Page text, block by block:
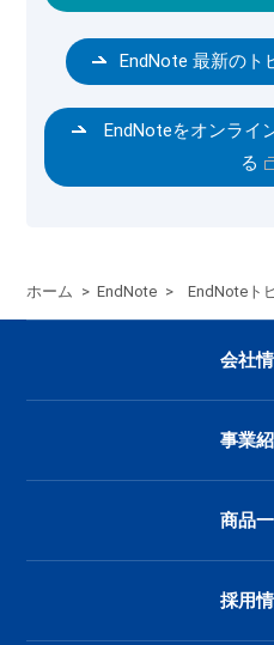
EndNote 最新のト
EndNoteをオンライ
る
ホーム > EndNote > EndNoteト
会社
事業
商品
採用